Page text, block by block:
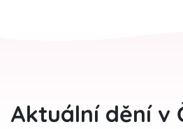
Aktuální dění v